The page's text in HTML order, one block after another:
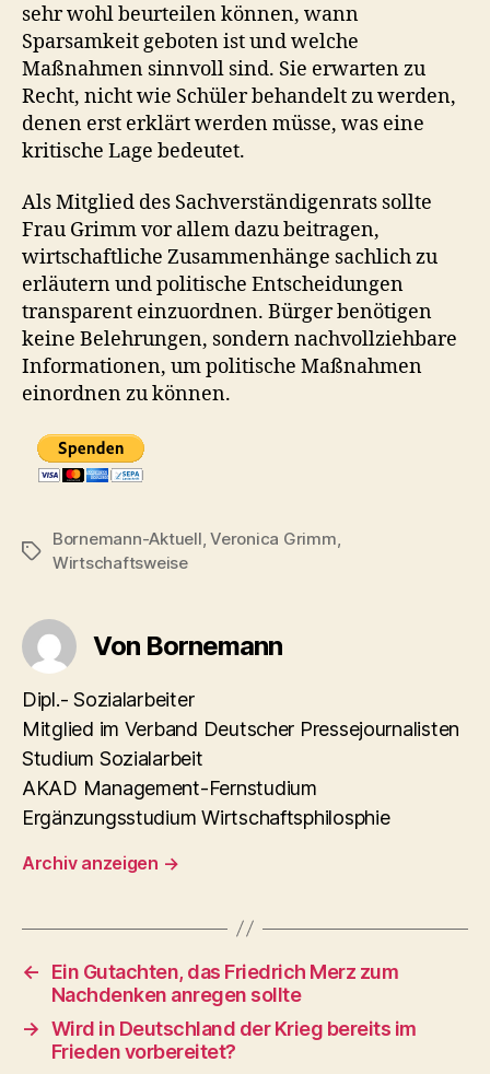
sehr wohl beurteilen können, wann
Sparsamkeit geboten ist und welche
Maßnahmen sinnvoll sind. Sie erwarten zu
Recht, nicht wie Schüler behandelt zu werden,
denen erst erklärt werden müsse, was eine
kritische Lage bedeutet.
Als Mitglied des Sachverständigenrats sollte
Frau Grimm vor allem dazu beitragen,
wirtschaftliche Zusammenhänge sachlich zu
erläutern und politische Entscheidungen
transparent einzuordnen. Bürger benötigen
keine Belehrungen, sondern nachvollziehbare
Informationen, um politische Maßnahmen
einordnen zu können.
Schlagwörter
Bornemann-Aktuell ,Veronica Grimm
Wirtschaftsweise
Von Bornemann
Dipl.- Sozialarbeiter
Mitglied im Verband Deutscher Pressejournalisten
Studium Sozialarbeit
AKAD Management-Fernstudium
Ergänzungsstudium Wirtschaftsphilosphie
Archiv anzeigen →
←
Ein Gutachten, das Friedrich Merz zum
Nachdenken anregen sollte
→ Wird in Deutschland der Krieg bereits im
Frieden vorbereitet?